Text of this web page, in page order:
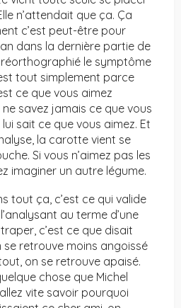
n’attendait que ça. Ça
c’est peut-être pour
dans la dernière partie de
le symptôme
tout simplement parce
ce que vous aimez
savez jamais ce que vous
sait ce que vous aimez. Et
la carotte vient se
Si vous n’aimez pas les
imaginer un autre légume.
tout ça, c’est ce qui valide
au terme d’une
c’est ce que disait
se retrouve moins angoissé
on se retrouve apaisé.
chose que Michel
vite savoir pourquoi